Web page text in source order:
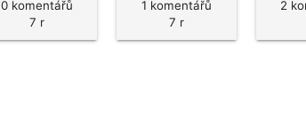
0 komentářů
7 r
1 komentářů
7 r
2